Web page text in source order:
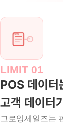
LIMIT 01
POS 데이터
고객 데이터
그로잉세일즈는